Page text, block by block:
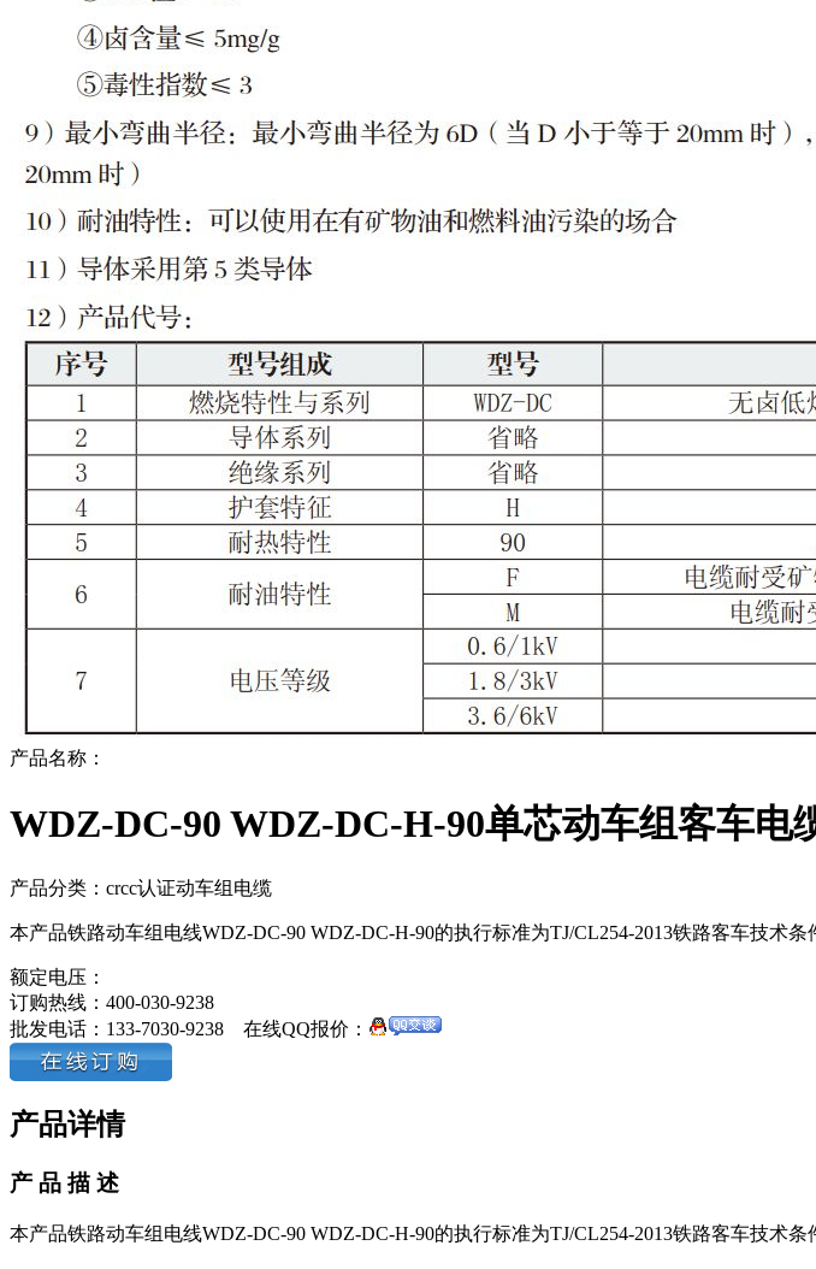
产品名称：
WDZ-DC-90 WDZ-DC-H-90单芯动车组客车电
产品分类：crcc认证动车组电缆
本产品铁路动车组电线WDZ-DC-90 WDZ-DC-H-90的执行标准为TJ/CL254-2013铁路客车技术条
额定电压：
订购热线： 400-030-9238
批发电话： 133-7030-9238 在线QQ报价：
产品详情
产 品 描 述
本产品铁路动车组电线WDZ-DC-90 WDZ-DC-H-90的执行标准为TJ/CL254-2013铁路客车技术条